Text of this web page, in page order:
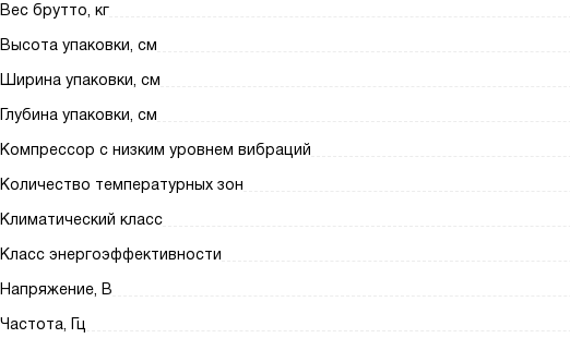
Вес брутто, кг
Высота упаковки, см
Ширина упаковки, см
Глубина упаковки, см
Компрессор с низким уровнем вибраций
Количество температурных зон
Климатический класс
Класс энергоэффективности
Напряжение, В
Частота, Гц